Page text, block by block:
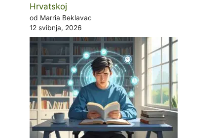
Hrvatskoj
od Marria Beklavac
12 svibnja, 2026